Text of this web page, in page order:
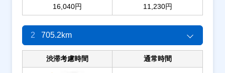
16,040円 11,230円
2 705.2km
渋滞考慮時間 通常時間